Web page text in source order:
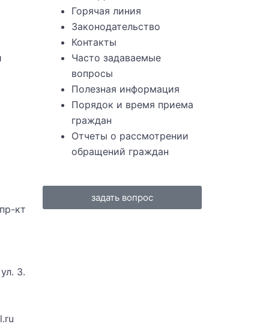
Горячая линия
Законодательство
Контакты
Часто задаваемые
вопросы
Полезная информация
Порядок и время приема
граждан
Отчеты о рассмотрении
обращений граждан
кт
З.
задать вопрос